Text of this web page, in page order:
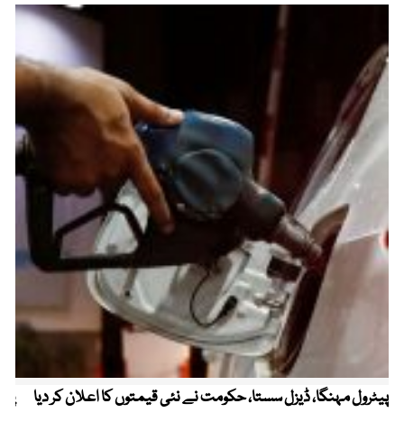
پیٹرول مہنگا، ڈیزل سستا، حکومت نے نئی قیمتوں کا اعلان کر دیا